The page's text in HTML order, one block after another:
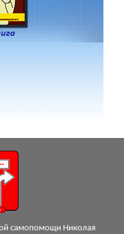
самопомощи Николая